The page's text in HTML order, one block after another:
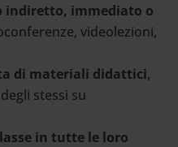
indiretto, immediato o
videolezioni,
di materiali didattici,
stessi su
in tutte le loro